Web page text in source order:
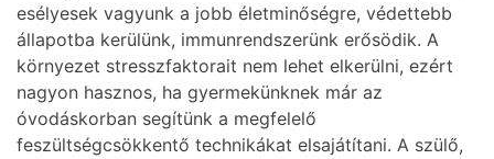
esélyesek vagyunk a jobb életminőségre, védettebb
állapotba kerülünk, immunrendszerünk erősödik. A
környezet stresszfaktorait nem lehet elkerülni, ezért
nagyon hasznos, ha gyermekünknek már az
óvodáskorban segítünk a megfelelő
feszültségcsökkentő technikákat elsajátítani. A szülő,